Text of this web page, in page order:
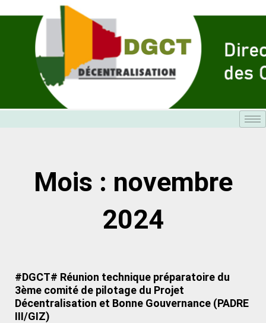
au
Mois : novembre
2024
#DGCT# Réunion technique préparatoire du
3ème comité de pilotage du Projet
Décentralisation et Bonne Gouvernance (PADRE
III/GIZ)